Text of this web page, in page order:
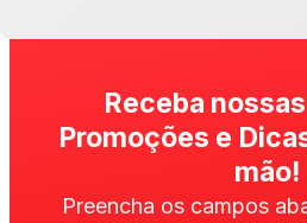
Receba
Promoções e
mão!
Preencha os campos